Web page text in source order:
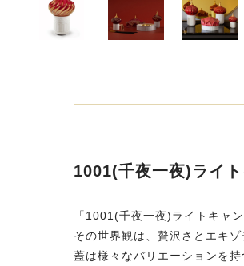
1001(千夜一夜)ライ
「1001(千夜一夜)ライトキャ
その世界観は、贅沢さとエキ
蓋は様々なバリエーションを